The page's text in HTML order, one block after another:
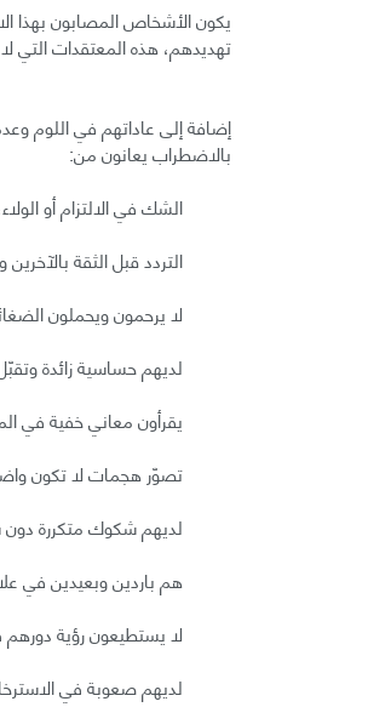
يكون الأشخاص المصابون بهذا
تهديدهم، هذه المعتقدات التي
إضافة إلى عاداتهم في اللوم
بالاضطراب يعانون من:
الشك في الالتزام أو
التردد قبل الثقة
لا يرحمون ويحملون
لديهم حساسية زائدة
يقرأون معاني خفية في
تصوّر هجمات لا تكون
لديهم شكوك متكررة
هم باردين وبعيدين في
لا يستطيعون رؤية
لديهم صعوبة في